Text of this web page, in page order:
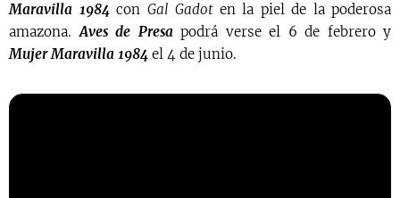
Maravilla 1984 con Gal Gadoten la piel de la poderosa
amazona.Aves de Presapodrá verse el 6 de febrero y
Mujer Maravilla 1984 el 4 de junio.